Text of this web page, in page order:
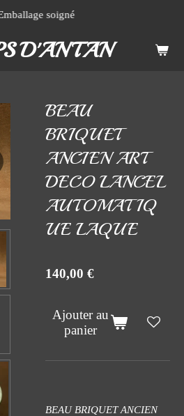
D'ANTAN
soigné
BEAU
BRIQUET
ANCIEN ART
DECO LANCEL
AUTOMATIQ
UE LAQUE
140,00 €
Ajouter au
panier
BEAU BRIQUET ANCIEN